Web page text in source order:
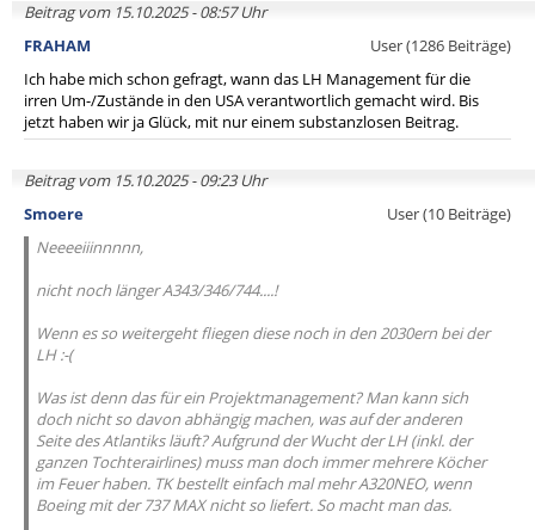
Beitrag vom 15.10.2025 - 08:57 Uhr
FRAHAM
User (1286 Beiträge)
Ich habe mich schon gefragt, wann das LH Management für die
irren Um-/Zustände in den USA verantwortlich gemacht wird. Bis
jetzt haben wir ja Glück, mit nur einem substanzlosen Beitrag.
Beitrag vom 15.10.2025 - 09:23 Uhr
Smoere
User (10 Beiträge)
Neeeeiiinnnnn,
nicht noch länger A343/346/744....!
Wenn es so weitergeht fliegen diese noch in den 2030ern bei der
LH :-(
Was ist denn das für ein Projektmanagement? Man kann sich
doch nicht so davon abhängig machen, was auf der anderen
Seite des Atlantiks läuft? Aufgrund der Wucht der LH (inkl. der
ganzen Tochterairlines) muss man doch immer mehrere Köcher
im Feuer haben. TK bestellt einfach mal mehr A320NEO, wenn
Boeing mit der 737 MAX nicht so liefert. So macht man das.